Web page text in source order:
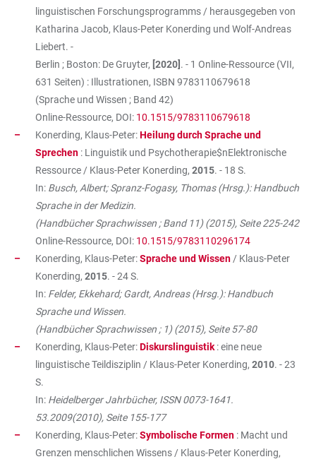
linguistischen Forschungsprogramms / herausgegeben von
Katharina Jacob, Klaus-Peter Konerding und Wolf-Andreas
Liebert. -
Berlin ; Boston: De Gruyter, [2020] . - 1 Online-Ressource (VII,
631 Seiten) : Illustrationen, ISBN 9783110679618
(Sprache und Wissen ; Band 42)
Online-Ressource, DOI: 10.1515/9783110679618
Konerding, Klaus-Peter:Heilung durch Sprache und
Sprechen : Linguistik und Psychotherapie$nElektronische
Ressource / Klaus-Peter Konerding, 2015. - 18 S.
In: Busch, Albert; Spranz-Fogasy, Thomas (Hrsg.): Handbuch
Sprache in der Medizin.
(Handbücher Sprachwissen ; Band 11) (2015), Seite 225-242
Online-Ressource, DOI: 10.1515/9783110296174
Konerding, Klaus-Peter:Sprache und Wissen / Klaus-Peter
Konerding, 2015. - 24 S.
In: Felder, Ekkehard; Gardt, Andreas (Hrsg.): Handbuch
Sprache und Wissen.
(Handbücher Sprachwissen ; 1) (2015), Seite 57-80
Konerding, Klaus-Peter:Diskurslinguistik : eine neue
linguistische Teildisziplin / Klaus-Peter Konerding, 2010. - 23
S.
In: Heidelberger Jahrbücher, ISSN 0073-1641.
53.2009(2010), Seite 155-177
Konerding, Klaus-Peter:Symbolische Formen : Macht und
Grenzen menschlichen Wissens / Klaus-Peter Konerding,